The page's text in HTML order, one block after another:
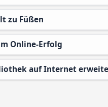
zu Füßen
Online-Erfolg
auf Internet